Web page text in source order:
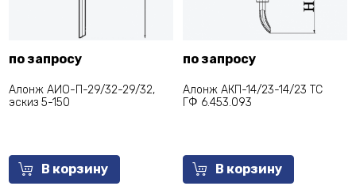
по запросу
Алонж АИО-П-29/32-29/32,
эскиз 5-150
В корзину
по запросу
Алонж АКП-14/23-14/23 ТС
ГФ 6.453.093
В корзину